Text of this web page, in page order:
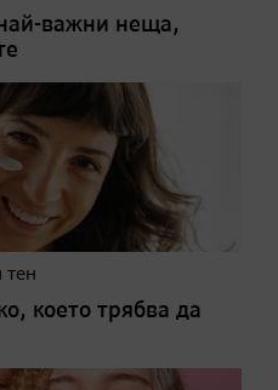
важни неща,
тен
което трябва да